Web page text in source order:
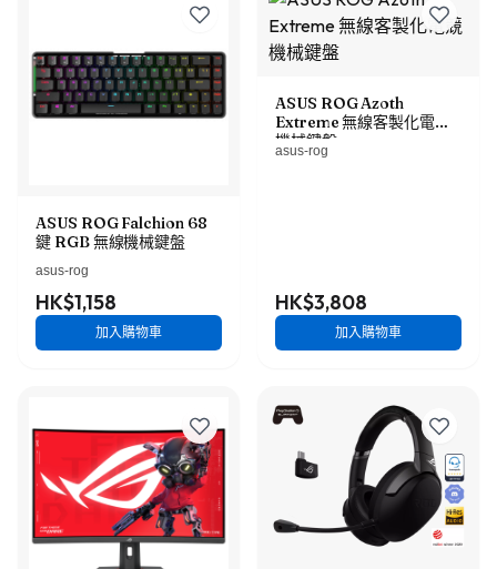
ASUS ROG Falchion 68
鍵 RGB 無線機械鍵盤
asus-rog
HK$1,158
加入購物車
ASUS ROG Azoth
Extreme 無線客製化電競
機械鍵盤
asus-rog
HK$3,808
加入購物車